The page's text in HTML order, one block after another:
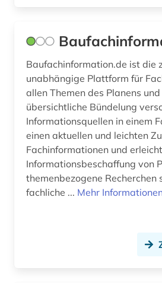
immissionsschutzgesetz (1)
informatik (3)
ingenieurbau (1)
ingenieurswesen (1)
ingenieurwissenschaften (6)
inhaltsverzeichnis (1)
interkulturelle erziehung (1)
Baufachinformation.de ist die
unabhängige Plattform für
allen Themen des Planens und
übersichtliche Bündelung
Informationsquellen in einem
einen aktuellen und leichten
Fachinformationen und
Informationsbeschaffung von
themenbezogene Recherchen
fachliche ... Mehr